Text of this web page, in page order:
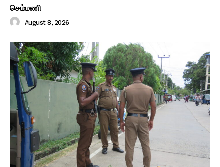
செம்மணி
August 8, 2026